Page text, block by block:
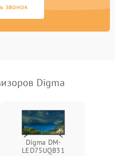
звонок
Digma
Digma DM-
LED75UQB31